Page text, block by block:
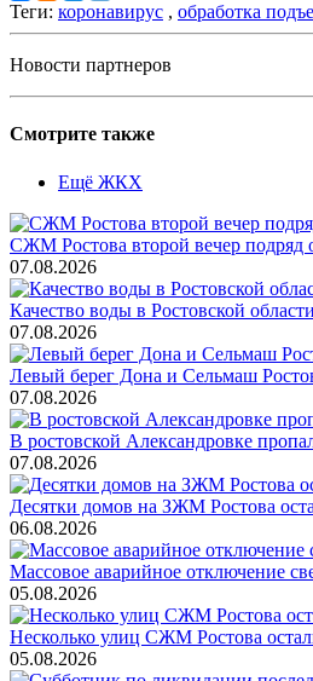
Теги: коронавирус , обработка
Новости партнеров
Смотрите также
Ещё ЖКХ
СЖМ Ростова второй вечер подряд
07.08.2026
Качество воды в Ростовской
07.08.2026
Левый берег Дона и Сельмаш
07.08.2026
В ростовской Александровке
07.08.2026
Десятки домов на ЗЖМ Ростова
06.08.2026
Массовое аварийное отключение
05.08.2026
Несколько улиц СЖМ Ростова
05.08.2026